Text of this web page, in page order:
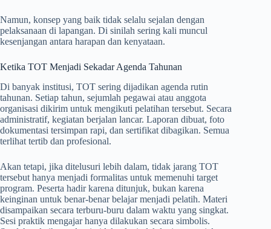
Namun, konsep yang baik tidak selalu sejalan dengan
pelaksanaan di lapangan. Di sinilah sering kali muncul
kesenjangan antara harapan dan kenyataan.
Ketika TOT Menjadi Sekadar Agenda Tahunan
Di banyak institusi, TOT sering dijadikan agenda rutin
tahunan. Setiap tahun, sejumlah pegawai atau anggota
organisasi dikirim untuk mengikuti pelatihan tersebut. Secara
administratif, kegiatan berjalan lancar. Laporan dibuat, foto
dokumentasi tersimpan rapi, dan sertifikat dibagikan. Semua
terlihat tertib dan profesional.
Akan tetapi, jika ditelusuri lebih dalam, tidak jarang TOT
tersebut hanya menjadi formalitas untuk memenuhi target
program. Peserta hadir karena ditunjuk, bukan karena
keinginan untuk benar-benar belajar menjadi pelatih. Materi
disampaikan secara terburu-buru dalam waktu yang singkat.
Sesi praktik mengajar hanya dilakukan secara simbolis.